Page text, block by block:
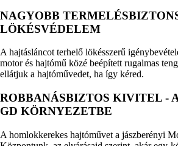
NAGYOBB
LÖKÉSVÉDELEM
A hajtásláncot terhelő lökésszerű
motor és hajtómű közé beépített rugalmas
ellátjuk a hajtóművedet, ha így kéred.
ROBBANÁSBIZTOS KIVITEL -
GD KÖRNYEZETBE
A homlokkerekes hajtóművet a jászberényi